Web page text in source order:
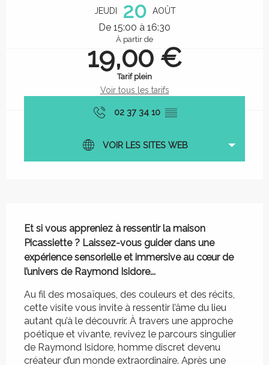
JEUDI 20 AOÛT
De 15:00 à 16:30
À partir de
19,00 €
Tarif plein
Voir tous les tarifs
02 37 34 10 ▒▒
VOIR LES SITES WEB
Et si vous appreniez à ressentir la maison
Picassiette ? Laissez-vous guider dans une
expérience sensorielle et immersive au cœur de
l’univers de Raymond Isidore...
Au fil des mosaïques, des couleurs et des récits,
cette visite vous invite à ressentir l’âme du lieu
autant qu’à le découvrir. À travers une approche
poétique et vivante, revivez le parcours singulier
de Raymond Isidore, homme discret devenu
créateur d’un monde extraordinaire. Après une